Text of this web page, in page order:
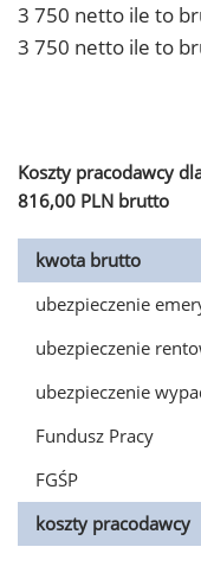
3 750 netto ile to
3 750 netto ile to
Koszty pracodawcy
816,00 PLN brutto
kwota brutto
ubezpieczenie
ubezpieczenie
ubezpieczenie
Fundusz Pracy
FGŚP
koszty pracodawcy